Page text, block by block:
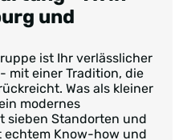
und
ist Ihr verlässlicher
mit einer Tradition, die
Was als kleiner
modernes
sieben Standorten und
echtem Know-how und